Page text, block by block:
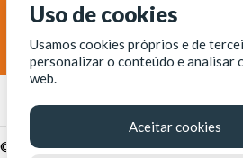
© Fortaleza Digital || CITINOVA -
Uso de cookies
Usamos cookies próprios e de
personalizar o conteúdo e analisar
web.
Aceitar cookies